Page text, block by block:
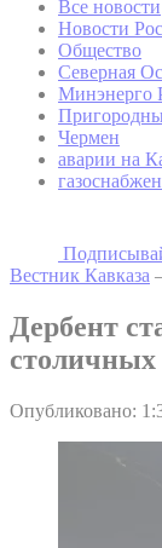
Все новости
Новости
Общество
Северная
Минэнерго
Чермен
аварии на
Вестник Кавказа
Дербент
столичных
Опубликовано: